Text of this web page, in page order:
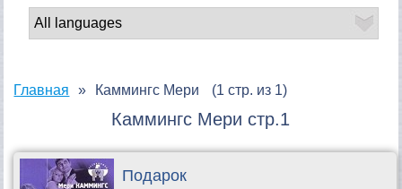
Главная Каммингс Мери (1 стр. из 1)
Каммингс Мери стр.1
Подарок